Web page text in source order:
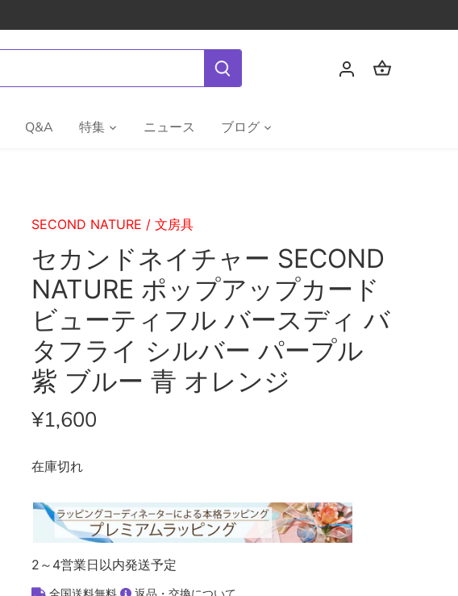
Q&A 特集 ニュース ブログ
SECOND NATURE / 文房具
セカンドネイチャー SECOND
NATURE ポップアップカード
ビューティフル バースディ バ
タフライ シルバー パープル
紫 ブルー 青 オレンジ
¥1,600
在庫切れ
2～4営業日以内発送予定